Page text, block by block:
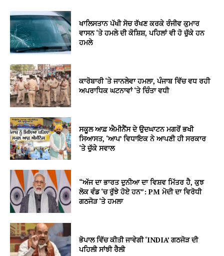
ਖਾਲਿਸਤਾਨ ਪੱਖੀ ਸੋਚ ਰੱਖਣ ਕਰਕੇ ਰੰਜੀਵ ਕੁਮਾਰ
ਵਾਸਨ ‘ਤੇ ਹਮਲੇ ਦੀ ਕੋਸ਼ਿਸ਼, ਪਹਿਲਾਂ ਵੀ ਹੋ ਚੁੱਕੇ ਹਨ
ਹਮਲੇ
ਕਾਰੋਬਾਰੀ ‘ਤੇ ਜਾਨਲੇਵਾ ਹਮਲਾ, ਪੰਜਾਬ ਵਿੱਚ ਵਧ ਰਹੀ
ਅਪਰਾਧਿਕ ਘਟਨਾਵਾਂ ‘ਤੇ ਚਿੰਤਾ ਵਧੀ
ਸਕੂਲ ਆਫ਼ ਐਮੀਨੈਂਸ ਦੇ ਉਦਘਾਟਨ ਮਗਰੋਂ ਭਖੀ
ਸਿਆਸਤ, ‘ਆਪ’ ਵਿਧਾਇਕ ਨੇ ਆਪਣੀ ਹੀ ਸਰਕਾਰ
‘ਤੇ ਚੁੱਕੇ ਸਵਾਲ
“ਅੱਜ ਦਾ ਭਾਰਤ ਦੁਨੀਆ ਦਾ ਵਿਸ਼ਵ ਮਿੱਤਰ ਹੈ, ਕੁਝ
ਲੋਕ ਵੰਡ ‘ਚ ਰੁੱਝੇ ਹੋਏ ਹਨ”: PM ਮੋਦੀ ਦਾ ਵਿਰੋਧੀ
ਗਠਜੋੜ ‘ਤੇ ਹਮਲਾ
ਭੋਪਾਲ ਵਿੱਚ ਕੀਤੀ ਜਾਵੇਗੀ ‘INDIA’ ਗਠਜੋੜ ਦੀ
ਪਹਿਲੀ ਸਾਂਝੀ ਰੈਲੀ